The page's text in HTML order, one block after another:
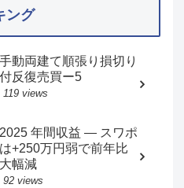
ング
手動両建て順張り損切り
付反復売買ー5
119 views
2025 年間収益 — スワポ
は+250万円弱で前年比
大幅減
92 views